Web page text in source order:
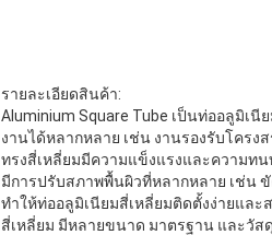
รายละเอียดสินค้า:
Aluminium Square Tube เป็นท่ออลูมิ
งานได้หลากหลาย เช่น งานรองรับโครง
ทรงสี่เหลี่ยมมีความแข็งแรงและความท
มีการปรับสภาพพื้นผิวที่หลากหลาย เช่น
ทำให้ท่ออลูมิเนียมสี่เหลี่ยมติดตั้งง่ายแล
สี่เหลี่ยม มีหลายขนาด มาตรฐาน และวั